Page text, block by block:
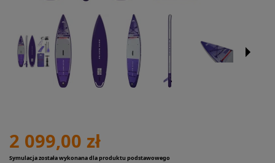
2 099,00 zł
Symulacja została wykonana dla produktu podstawowego